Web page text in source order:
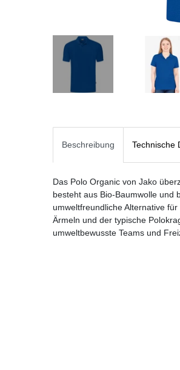
Beschreibung Technische
Das Polo Organic von Jako
besteht aus Bio-Baumwolle und
umweltfreundliche Alternative
Ärmeln und der typische
umweltbewusste Teams und